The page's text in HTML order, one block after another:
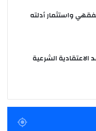
واستثمار أدلته
الاعتقادية الشرعية